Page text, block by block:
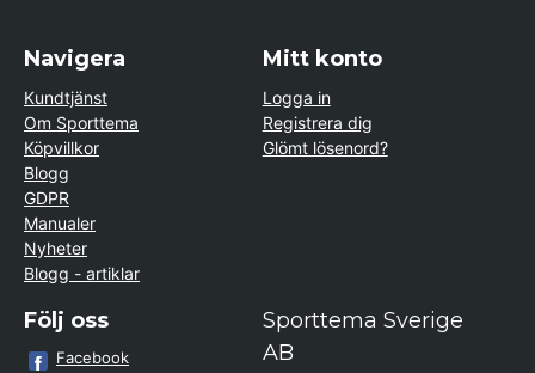
Navigera
Kundtjänst
Om Sporttema
Köpvillkor
Blogg
GDPR
Manualer
Nyheter
Blogg - artiklar
Mitt konto
Logga in
Registrera dig
Glömt lösenord?
Följ oss
Facebook
Sporttema Sverige
AB